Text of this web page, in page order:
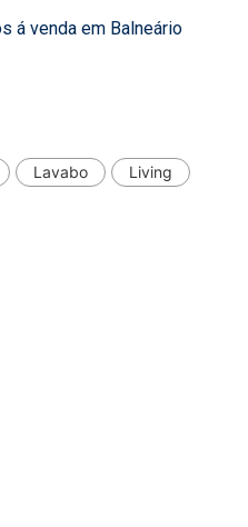
á venda em Balneário
Lavabo Living